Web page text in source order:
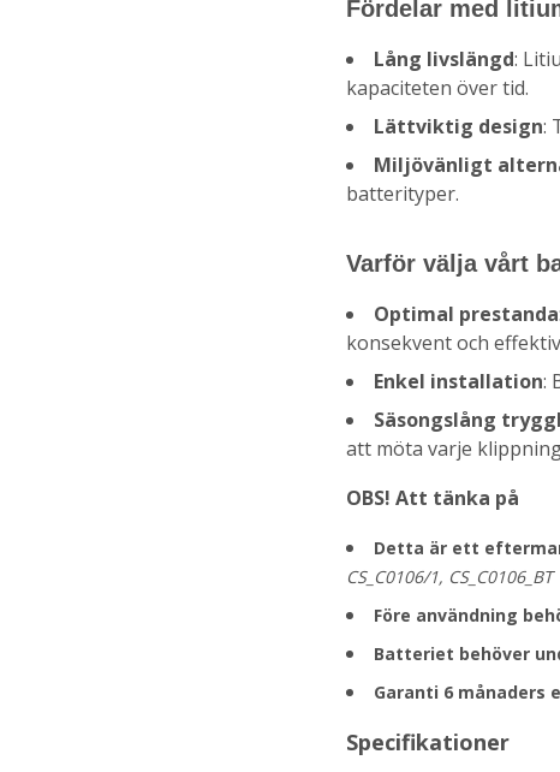
Fördelar med
Lång livslängd:
kapaciteten över tid.
Lättviktig design:
Miljövänligt
batterityper.
Varför välja vårt
Optimal prestanda
konsekvent och
Enkel installation:
Säsongslång
att möta varje
OBS! Att tänka på
Detta är ett
CS_C0106/1, CS_C0106_BT
Före användning
Batteriet behöver
Garanti 6
Specifikationer